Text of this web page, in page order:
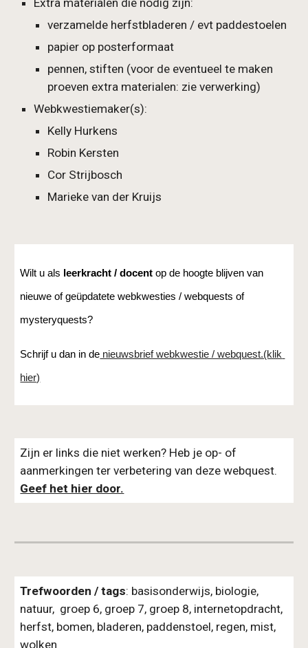
Extra materialen die nodig zijn:
verzamelde herfstbladeren / evt paddestoelen
papier op posterformaat
pennen, stiften (voor de eventueel te maken
proeven extra materialen: zie verwerking)
Webkwestiemaker(s):
Kelly Hurkens
Robin Kersten
Cor Strijbosch
Marieke van der Kruijs
Wilt u als leerkracht / docent op de hoogte blijven van
nieuwe of geüpdatete webkwesties / webquests of
mysteryquests?
Schrijf u dan in de nieuwsbrief webkwestie / webquest.(klik
hier)
Zijn er links die niet werken? Heb je op- of
Geef het hier door.
Trefwoorden / tags: basisonderwijs, biologie,
natuur,  groep 6, groep 7, groep 8, internetopdracht,
herfst, bomen, bladeren, paddenstoel, regen, mist,
wolken